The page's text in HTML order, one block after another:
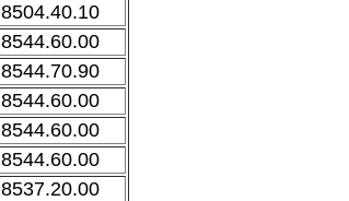
8504.40.10
8544.60.00
8544.70.90
8544.60.00
8544.60.00
8544.60.00
8537.20.00